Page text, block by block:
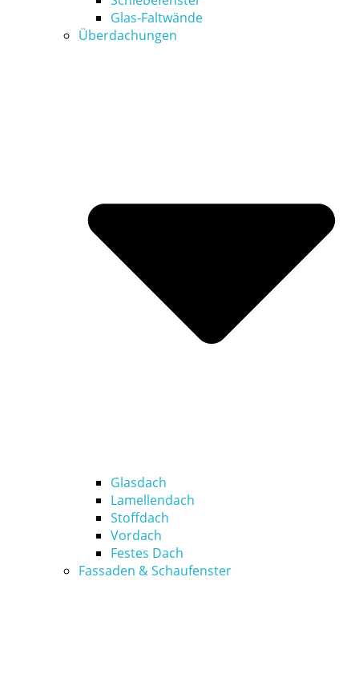
Glas-Faltwände
Überdachungen
Glasdach
Lamellendach
Stoffdach
Vordach
Festes Dach
Fassaden & Schaufenster